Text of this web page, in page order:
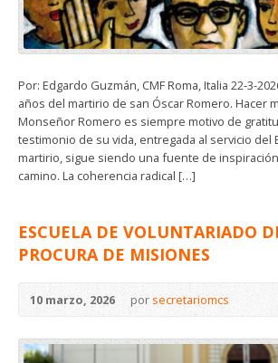
Por: Edgardo Guzmán, CMF Roma, Italia 22-3-
años del martirio de san Óscar Romero. Hacer
Monseñor Romero es siempre motivo de
testimonio de su vida, entregada al servicio del
martirio, sigue siendo una fuente de
camino. La coherencia radical […]
ESCUELA DE VOLUNTARIADO
PROCURA DE MISIONES
10 marzo, 2026 por secretariomcs